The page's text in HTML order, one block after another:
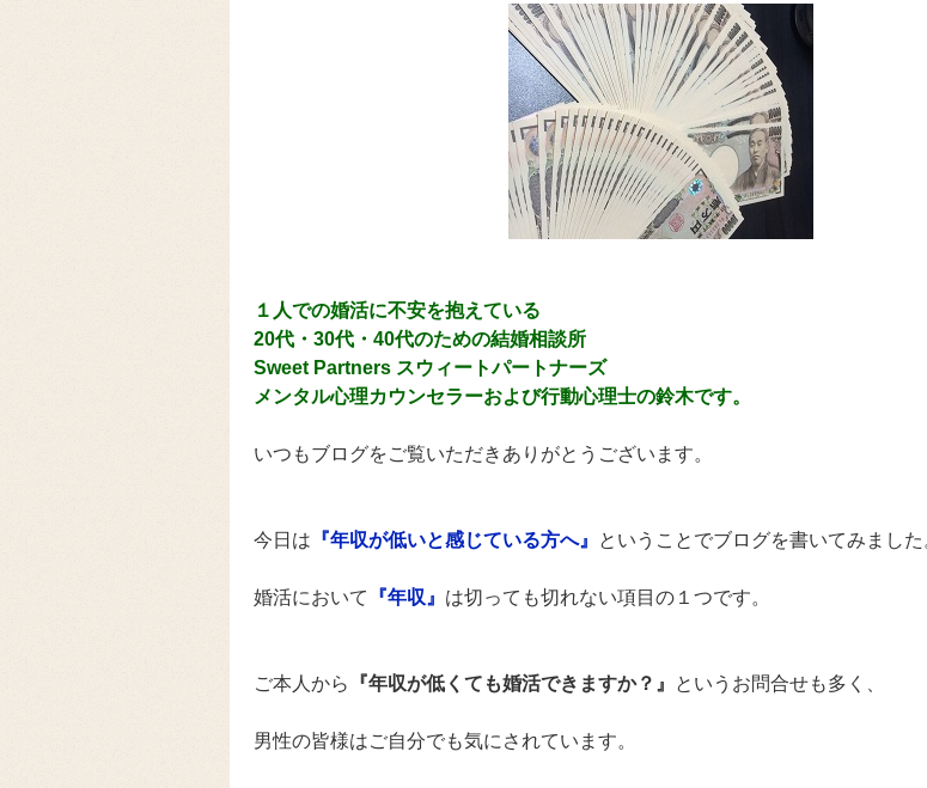
１人での婚活に不安を抱えている
20代・30代・40代のための結婚相談所
Sweet Partners スウィートパートナーズ
メンタル心理カウンセラーおよび行動心理士の鈴木です。
いつもブログをご覧いただきありがとうございます。
今日は 『年収が低いと感じている方へ』 ということでブログを書いてみました
婚活において 『年収』 は切っても切れない項目の１つです。
ご本人から 『年収が低くても婚活できますか？』 というお問合せも多く、
男性の皆様はご自分でも気にされています。